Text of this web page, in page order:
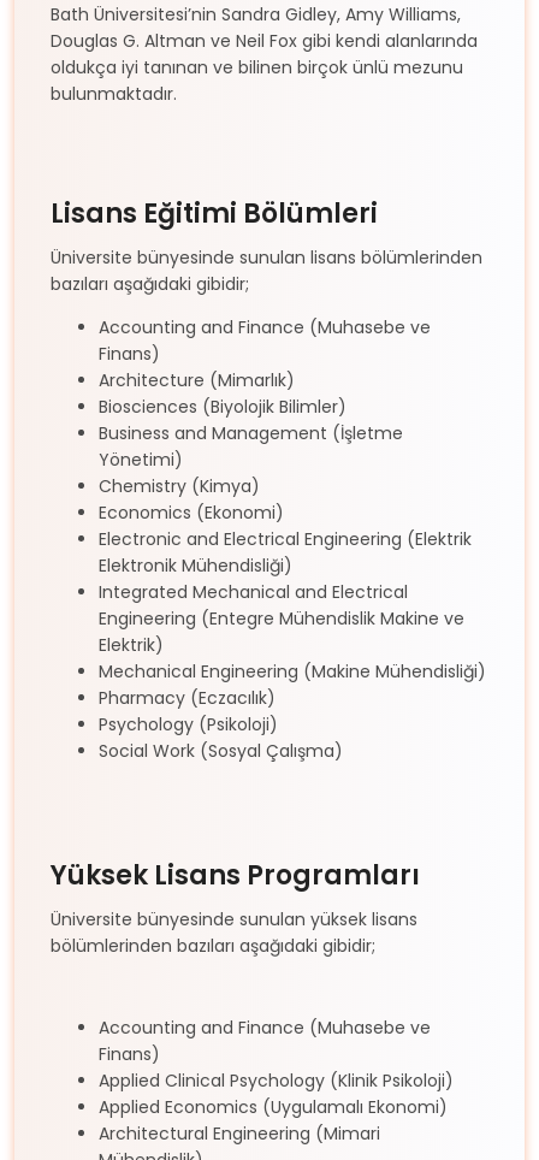
Bath Üniversitesi’nin Sandra Gidley, Amy Williams,
Douglas G. Altman ve Neil Fox gibi kendi alanlarında
oldukça iyi tanınan ve bilinen birçok ünlü mezunu
bulunmaktadır.
Lisans Eğitimi Bölümleri
Üniversite bünyesinde sunulan lisans bölümlerinden
bazıları aşağıdaki gibidir;
Accounting and Finance (Muhasebe ve
Finans)
Architecture (Mimarlık)
Biosciences (Biyolojik Bilimler)
Business and Management (İşletme
Yönetimi)
Chemistry (Kimya)
Economics (Ekonomi)
Electronic and Electrical Engineering (Elektrik
Elektronik Mühendisliği)
Integrated Mechanical and Electrical
Engineering (Entegre Mühendislik Makine ve
Elektrik)
Mechanical Engineering (Makine Mühendisliği)
Pharmacy (Eczacılık)
Psychology (Psikoloji)
Social Work (Sosyal Çalışma)
Yüksek Lisans Programları
Üniversite bünyesinde sunulan yüksek lisans
bölümlerinden bazıları aşağıdaki gibidir;
Accounting and Finance (Muhasebe ve
Finans)
Applied Clinical Psychology (Klinik Psikoloji)
Applied Economics (Uygulamalı Ekonomi)
Architectural Engineering (Mimari